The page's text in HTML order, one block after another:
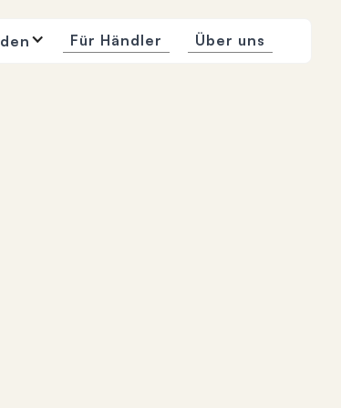
Für Händler Über uns